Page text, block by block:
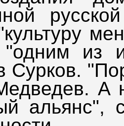
из
Сурков.
А
альянс",